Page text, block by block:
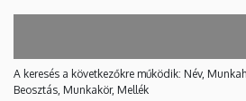
A keresés a következőkre működik: Név,
Beosztás, Munkakör, Mellék